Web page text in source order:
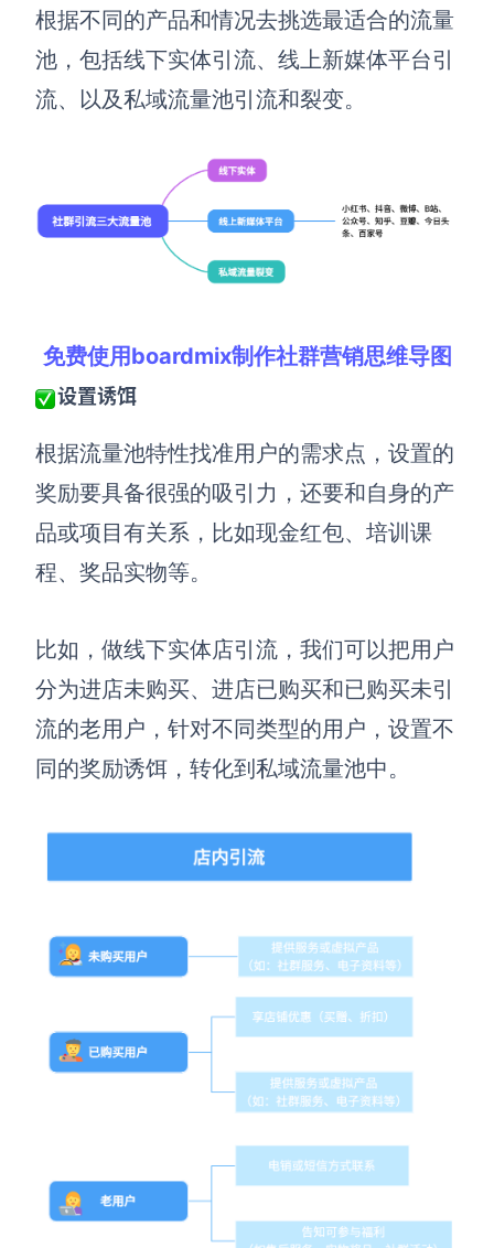
数据分析与策略
AI生成用户画像
AI生成波特五力模型
AI生成4P营销理论模型
AI生成安索夫矩阵
AI生成Grow模型
智能创作
AI生成PPT
AI对话
AI生成简历
模板社区
客户案例
企业版申请试用
满足企业级团队协作和管理需求
帮助支持
知识分享社区
探索创意灵感与高效协作技巧
定价
根据不同的产品和情况去挑选最适合的流量
池，包括线下实体引流、线上新媒体平台引
流、以及私域流量池引流和裂变。
免费使用boardmix制作社群营销思维导图
设置诱饵
根据流量池特性找准用户的需求点，设置的
奖励要具备很强的吸引力，还要和自身的产
品或项目有关系，比如现金红包、培训课
程、奖品实物等。
比如，做线下实体店引流，我们可以把用户
分为进店未购买、进店已购买和已购买未引
流的老用户，针对不同类型的用户，设置不
同的奖励诱饵，转化到私域流量池中。